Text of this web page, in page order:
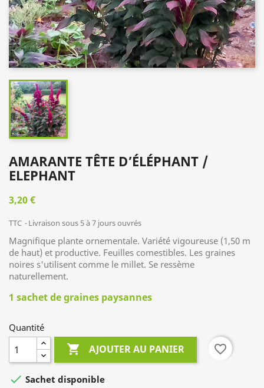
AMARANTE TÊTE D’ÉLÉPHANT /
ELEPHANT
3,20 €
TTC Livraison sous 5 à 7 jours ouvrés
Magnifique plante ornementale. Variété vigoureuse (1,50 m
de haut) et productive. Feuilles comestibles. Les graines
noires s'utilisent comme le millet. Se ressème
naturellement.
1 sachet de graines paysannes
Quantité
 AJOUTER AU PANIER favorite_border
 Sachet disponible